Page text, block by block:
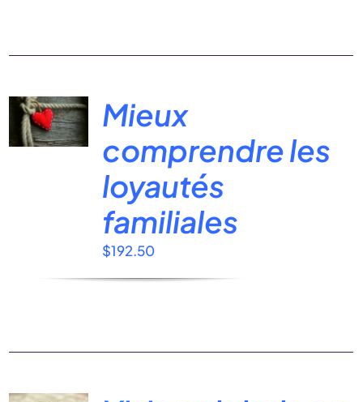
Mieux
comprendre les
loyautés
familiales
$192.50